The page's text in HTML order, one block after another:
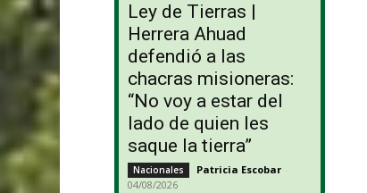
Ley de Tierras |
Herrera Ahuad
defendió a las
chacras misioneras:
“No voy a estar del
lado de quien les
saque la tierra”
Nacionales Patricia Escobar -
04/08/2026